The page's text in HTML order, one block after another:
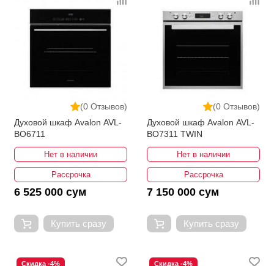
(0 Отзывов)
Духовой шкаф Avalon AVL-
BO6711
Нет в наличии
Рассрочка
6 525 000 сум
Купить сразу
(0 Отзывов)
Духовой шкаф Avalon AVL-
BO7311 TWIN
Нет в наличии
Рассрочка
7 150 000 сум
Купить сразу
Скидка -4% Скидка -4%